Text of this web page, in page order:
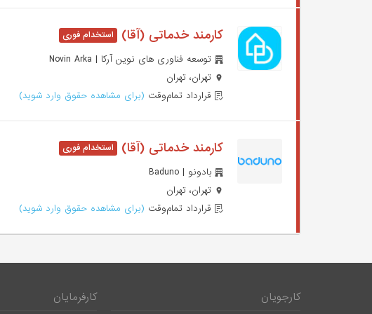
کارمند خدماتی (آقا)
توسعه فناوری های نوین آرکا | Novin Arka
تهران، تهران
قرارداد تمام‌وقت (برای مشاهده حقوق وارد شوید)
کارمند خدماتی (آقا)
بادونو | Baduno
تهران، تهران
قرارداد تمام‌وقت (برای مشاهده حقوق وارد شوید)
کارجویان کارفرمایان